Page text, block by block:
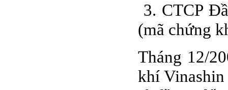
3. CTCP
(mã chứng
Tháng 12/
khí